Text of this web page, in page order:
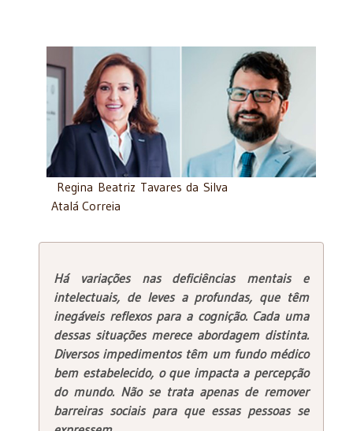
Regina Beatriz Tavares da Silva
Atalá Correia
Há variações nas deficiências mentais e
intelectuais, de leves a profundas, que têm
inegáveis reflexos para a cognição. Cada uma
dessas situações merece abordagem distinta.
Diversos impedimentos têm um fundo médico
bem estabelecido, o que impacta a percepção
do mundo. Não se trata apenas de remover
barreiras sociais para que essas pessoas se